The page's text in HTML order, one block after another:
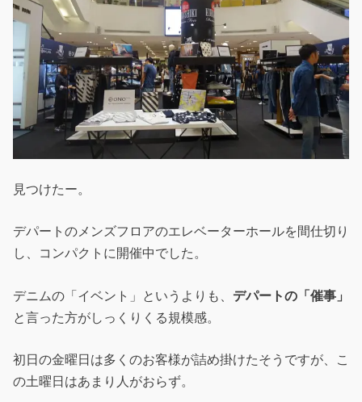
見つけたー。
デパートのメンズフロアのエレベーターホールを間仕切り
し、コンパクトに開催中でした。
デニムの「イベント」というよりも、 デパートの「催事」
と言った方がしっくりくる規模感。
初日の金曜日は多くのお客様が詰め掛けたそうですが、こ
の土曜日はあまり人がおらず。